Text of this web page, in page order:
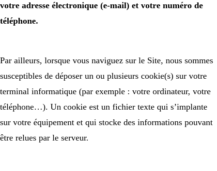
votre adresse électronique (e-mail) et votre numéro de
téléphone.
Par ailleurs, lorsque vous naviguez sur le Site, nous sommes
susceptibles de déposer un ou plusieurs cookie(s) sur votre
terminal informatique (par exemple : votre ordinateur, votre
téléphone…). Un cookie est un fichier texte qui s’implante
sur votre équipement et qui stocke des informations pouvant
être relues par le serveur.